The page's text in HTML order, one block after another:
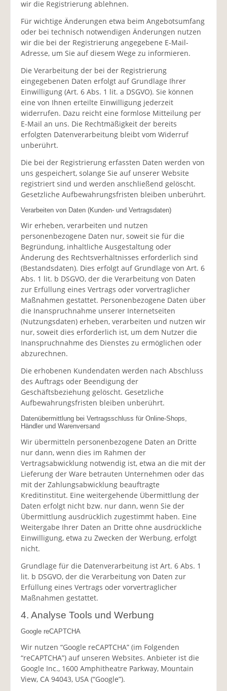
wir die Registrierung ablehnen.
Für wichtige Änderungen etwa beim Angebotsumfang
oder bei technisch notwendigen Änderungen nutzen
wir die bei der Registrierung angegebene E-Mail-
Adresse, um Sie auf diesem Wege zu informieren.
Die Verarbeitung der bei der Registrierung
eingegebenen Daten erfolgt auf Grundlage Ihrer
Einwilligung (Art. 6 Abs. 1 lit. a DSGVO). Sie können
eine von Ihnen erteilte Einwilligung jederzeit
widerrufen. Dazu reicht eine formlose Mitteilung per
E-Mail an uns. Die Rechtmäßigkeit der bereits
erfolgten Datenverarbeitung bleibt vom Widerruf
unberührt.
Die bei der Registrierung erfassten Daten werden von
uns gespeichert, solange Sie auf unserer Website
registriert sind und werden anschließend gelöscht.
Gesetzliche Aufbewahrungsfristen bleiben unberührt.
Verarbeiten von Daten (Kunden- und Vertragsdaten)
Wir erheben, verarbeiten und nutzen
personenbezogene Daten nur, soweit sie für die
Begründung, inhaltliche Ausgestaltung oder
Änderung des Rechtsverhältnisses erforderlich sind
(Bestandsdaten). Dies erfolgt auf Grundlage von Art. 6
Abs. 1 lit. b DSGVO, der die Verarbeitung von Daten
zur Erfüllung eines Vertrags oder vorvertraglicher
Maßnahmen gestattet. Personenbezogene Daten über
die Inanspruchnahme unserer Internetseiten
(Nutzungsdaten) erheben, verarbeiten und nutzen wir
nur, soweit dies erforderlich ist, um dem Nutzer die
Inanspruchnahme des Dienstes zu ermöglichen oder
abzurechnen.
Die erhobenen Kundendaten werden nach Abschluss
des Auftrags oder Beendigung der
Geschäftsbeziehung gelöscht. Gesetzliche
Aufbewahrungsfristen bleiben unberührt.
Datenübermittlung bei Vertragsschluss für Online-Shops,
Händler und Warenversand
Wir übermitteln personenbezogene Daten an Dritte
nur dann, wenn dies im Rahmen der
Vertragsabwicklung notwendig ist, etwa an die mit der
Lieferung der Ware betrauten Unternehmen oder das
mit der Zahlungsabwicklung beauftragte
Kreditinstitut. Eine weitergehende Übermittlung der
Daten erfolgt nicht bzw. nur dann, wenn Sie der
Übermittlung ausdrücklich zugestimmt haben. Eine
Weitergabe Ihrer Daten an Dritte ohne ausdrückliche
Einwilligung, etwa zu Zwecken der Werbung, erfolgt
nicht.
Grundlage für die Datenverarbeitung ist Art. 6 Abs. 1
lit. b DSGVO, der die Verarbeitung von Daten zur
Erfüllung eines Vertrags oder vorvertraglicher
Maßnahmen gestattet.
4. Analyse Tools und Werbung
Google reCAPTCHA
Wir nutzen “Google reCAPTCHA” (im Folgenden
“reCAPTCHA”) auf unseren Websites. Anbieter ist die
Google Inc., 1600 Amphitheatre Parkway, Mountain
View, CA 94043, USA (“Google”).